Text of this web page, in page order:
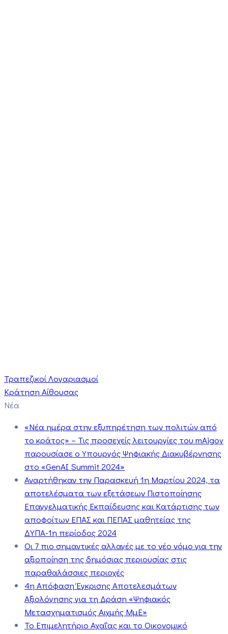
Τραπεζικοί Λογαριασμοί
Κράτηση Αίθουσας
Νέα
«Νέα ημέρα στην εξυπηρέτηση των πολιτών από
το κράτος» – Τις προσεχείς λειτουργίες του mAigov
παρουσίασε ο Υπουργός Ψηφιακής Διακυβέρνησης
στο «GenAI Summit 2024»
Αναρτήθηκαν την Παρασκευή 1η Μαρτίου 2024, τα
αποτελέσματα των εξετάσεων Πιστοποίησης
Επαγγελματικής Εκπαίδευσης και Κατάρτισης των
αποφοίτων ΕΠΑΣ και ΠΕΠΑΣ μαθητείας της
ΔΥΠΑ-1η περίοδος 2024
Οι 7 πιο σημαντικές αλλαγές με το νέο νόμο για την
αξιοποίηση της δημόσιας περιουσίας στις
παραθαλάσσιες περιοχές
4η Απόφαση Έγκρισης Αποτελεσμάτων
Αξιολόγησης για τη Δράση «Ψηφιακός
Μετασχηματισμός Αιχμής ΜμΕ»
Το Επιμελητήριο Αχαΐας και το Οικονομικό